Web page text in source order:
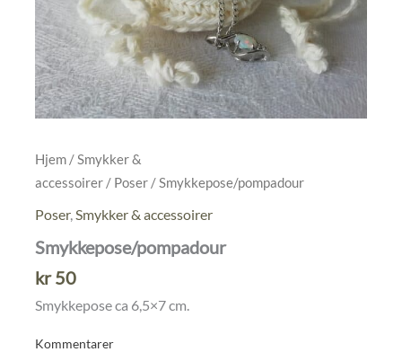
Hjem /Smykker &
accessoirer / Poser / Smykkepose/pompadour
Poser, Smykker & accessoirer
Smykkepose/pompadour
kr50
Smykkepose ca 6,5×7 cm.
Kommentarer